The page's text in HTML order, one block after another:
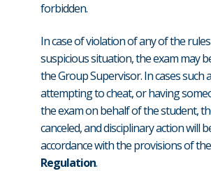
forbidden.
In case of violation of any of the
suspicious situation, the exam may
the Group Supervisor. In cases such
attempting to cheat, or having
the exam on behalf of the student,
canceled, and disciplinary action will
accordance with the provisions of the
Regulation.